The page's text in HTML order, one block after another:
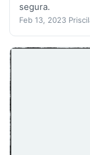
segura.
Feb 13, 2023